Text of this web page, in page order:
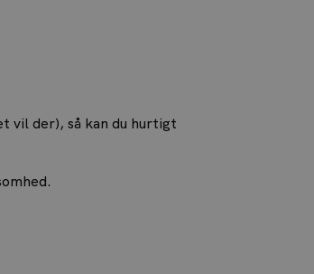
vil der), så kan du hurtigt